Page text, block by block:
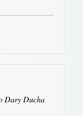
Dary Ducha